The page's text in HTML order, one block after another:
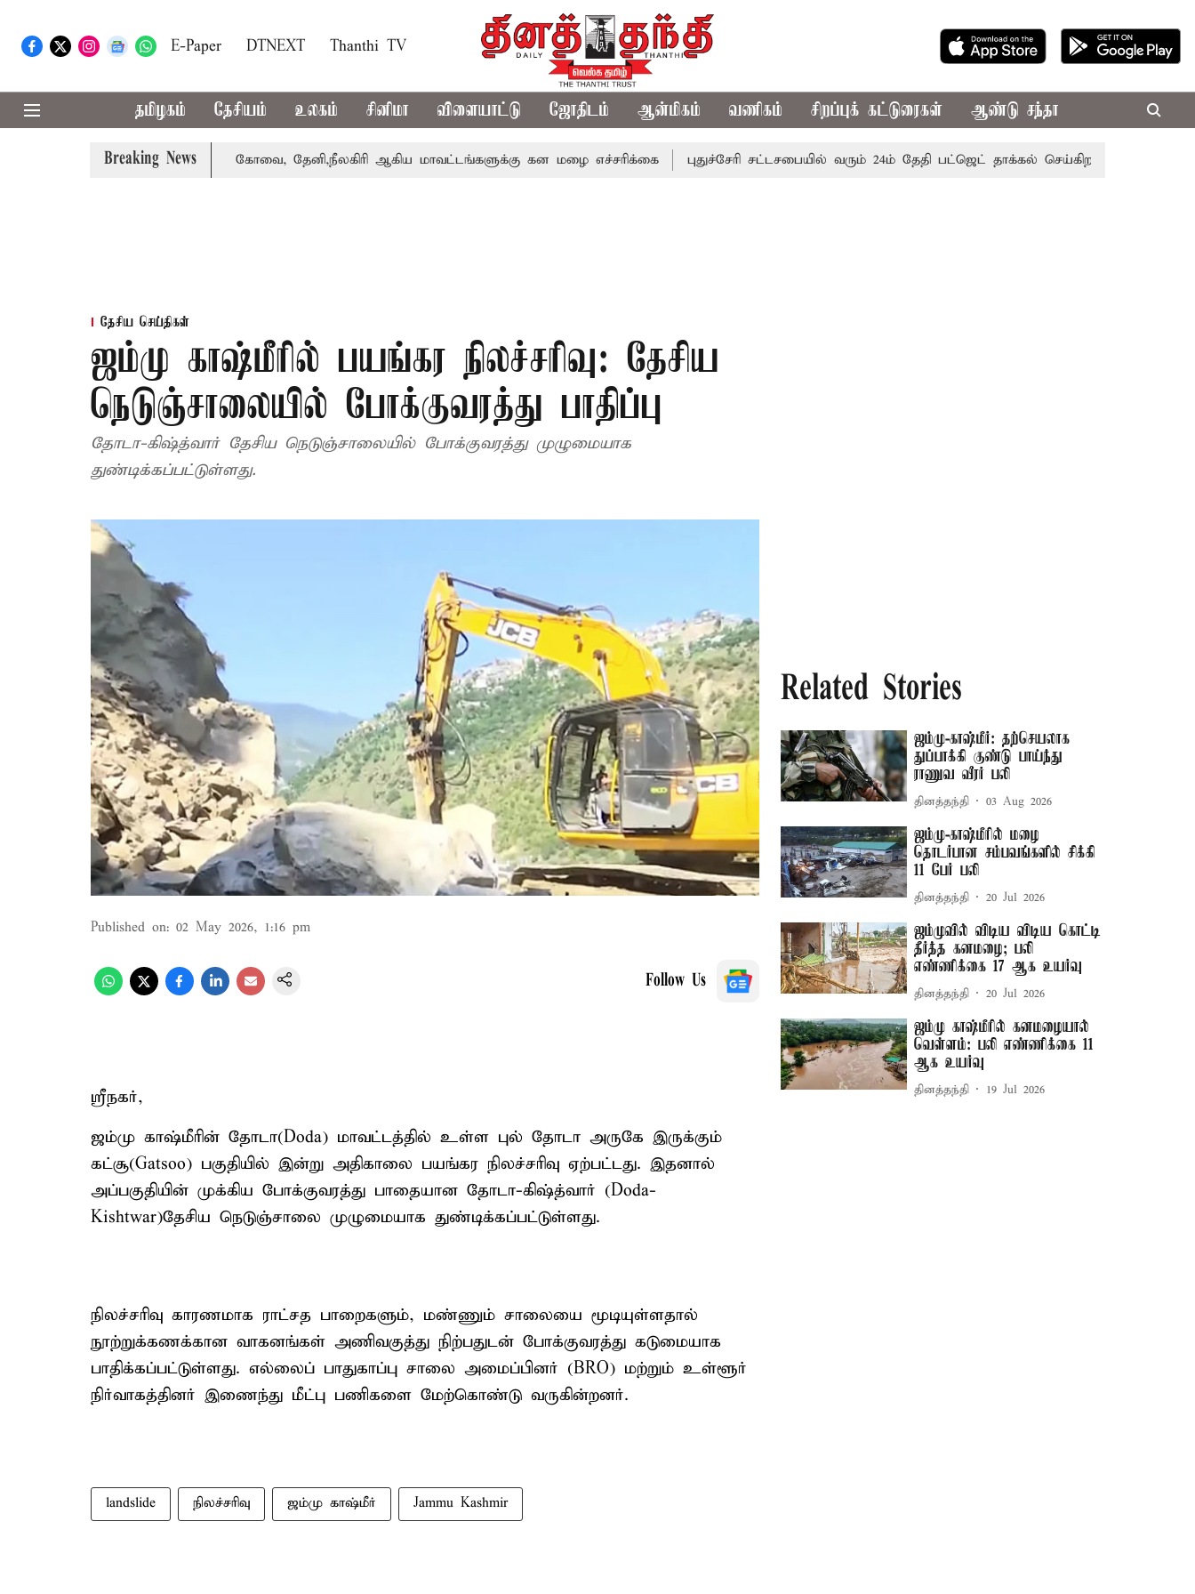
E-Paper DTNEXT Thanthi TV
தமிழகம் தேசியம் உலகம் சினிமா விளையாட்டு ஜோதிடம் ஆன்மிகம் வணிகம் சிறப்புக் கட்டுரைகள் ஆண்டு சந்தா
Breaking News
வாபஸ் பெற்றார் சங்கீதா கோவை, தேனி,நீலகிரி ஆகிய மாவட்டங்களுக்கு கன மழை எச்சரிக்கை புதுச்சேரி சட்டசபையில் வரும் 24ம் தேதி பட்ஜெட் தாக்கல் செய்கிறார் முதல்-அமைச்சர்
தேசிய செய்திகள்
ஜம்மு காஷ்மீரில் பயங்கர நிலச்சரிவு: தேசிய
நெடுஞ்சாலையில் போக்குவரத்து பாதிப்பு
தோடா-கிஷ்த்வார் தேசிய நெடுஞ்சாலையில் போக்குவரத்து முழுமையாக
துண்டிக்கப்பட்டுள்ளது.
Published on: 02 May 2026, 1:16 pm
Follow Us
ஸ்ரீநகர்,
ஜம்மு காஷ்மீரின் தோடா(Doda) மாவட்டத்தில் உள்ள புல் தோடா அருகே இருக்கும்
கட்சூ(Gatsoo) பகுதியில் இன்று அதிகாலை பயங்கர நிலச்சரிவு ஏற்பட்டது. இதனால்
அப்பகுதியின் முக்கிய போக்குவரத்து பாதையான தோடா-கிஷ்த்வார் (Doda-
Kishtwar)தேசிய நெடுஞ்சாலை முழுமையாக துண்டிக்கப்பட்டுள்ளது.
நிலச்சரிவு காரணமாக ராட்சத பாறைகளும், மண்ணும் சாலையை மூடியுள்ளதால்
நூற்றுக்கணக்கான வாகனங்கள் அணிவகுத்து நிற்பதுடன் போக்குவரத்து கடுமையாக
பாதிக்கப்பட்டுள்ளது. எல்லைப் பாதுகாப்பு சாலை அமைப்பினர் (BRO) மற்றும் உள்ளூர்
நிர்வாகத்தினர் இணைந்து மீட்பு பணிகளை மேற்கொண்டு வருகின்றனர்.
landslide நிலச்சரிவு ஜம்மு காஷ்மீர் Jammu Kashmir
Related Stories
ஜம்மு-காஷ்மீர்: தற்செயலாக
துப்பாக்கி குண்டு பாய்ந்து
ராணுவ வீரர் பலி
தினத்தந்தி 03 Aug 2026
ஜம்மு-காஷ்மீரில் மழை
தொடர்பான சம்பவங்களில் சிக்கி
11 பேர் பலி
தினத்தந்தி 20 Jul 2026
ஜம்முவில் விடிய விடிய கொட்டி
தீர்த்த கனமழை; பலி
எண்ணிக்கை 17 ஆக உயர்வு
தினத்தந்தி 20 Jul 2026
ஜம்மு காஷ்மீரில் கனமழையால்
வெள்ளம்: பலி எண்ணிக்கை 11
ஆக உயர்வு
தினத்தந்தி 19 Jul 2026